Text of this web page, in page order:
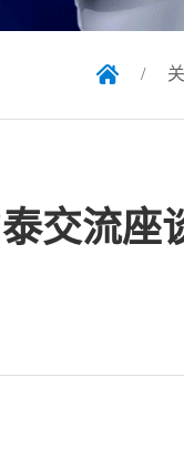
/
交流座